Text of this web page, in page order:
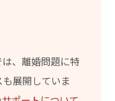
、離婚問題に特
展開していま